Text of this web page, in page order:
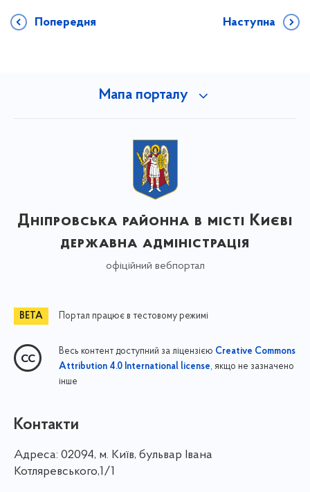
Попередня Наступна
Мапа порталу
Дніпровська районна в місті Києві
державна адміністрація
офіційний вебпортал
Портал працює в тестовому режимі
Весь контент доступний за ліцензією Creative Commons
Attribution 4.0 International license, якщо не зазначено
інше
Контакти
Адреса: 02094, м. Київ, бульвар Івана
Котляревського,1/1